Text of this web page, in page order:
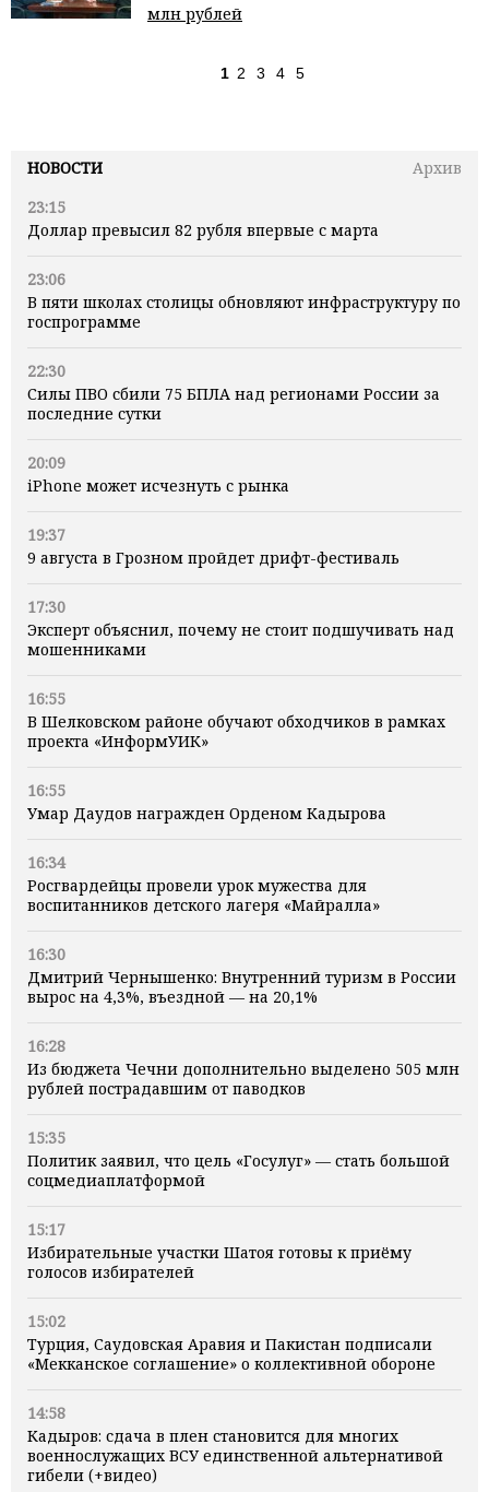
НОВОСТИ
Архив
23:15
Доллар превысил 82 рубля впервые с марта
23:06
В пяти школах столицы обновляют инфраструктуру по
госпрограмме
22:30
Силы ПВО сбили 75 БПЛА над регионами России за
последние сутки
20:09
iPhone может исчезнуть с рынка
19:37
9 августа в Грозном пройдет дрифт-фестиваль
17:30
Эксперт объяснил, почему не стоит подшучивать над
мошенниками
16:55
В Шелковском районе обучают обходчиков в рамках
проекта «ИнформУИК»
16:55
Умар Даудов награжден Орденом Кадырова
16:34
Росгвардейцы провели урок мужества для
воспитанников детского лагеря «Майралла»
16:30
Дмитрий Чернышенко: Внутренний туризм в России
вырос на 4,3%, въездной — на 20,1%
16:28
Из бюджета Чечни дополнительно выделено 505 млн
рублей пострадавшим от паводков
15:35
Политик заявил, что цель «Госулуг» — стать большой
соцмедиаплатформой
15:17
Избирательные участки Шатоя готовы к приёму
голосов избирателей
15:02
Турция, Саудовская Аравия и Пакистан подписали
«Мекканское соглашение» о коллективной обороне
14:58
Кадыров: сдача в плен становится для многих
военнослужащих ВСУ единственной альтернативой
гибели (+видео)
млн рублей
1 2 3 4 5